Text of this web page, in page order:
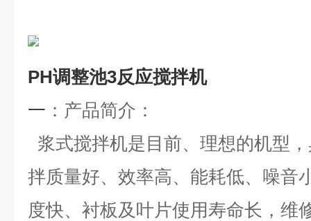
PH调整池3反应搅拌机
一 ： 产品简介：
浆式搅拌机是目前、理想的机型
拌质量好、效率高、能耗低、噪音
度快、衬板及叶片使用寿命长，维